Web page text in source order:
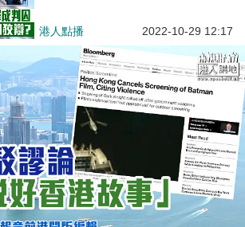
識破砌詞狡辯?
港人點播 2022-10-29 12:17